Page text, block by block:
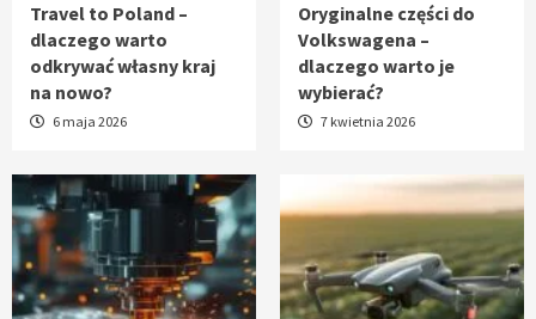
Travel to Poland –
dlaczego warto
odkrywać własny kraj
na nowo?
6 maja 2026
Oryginalne części do
Volkswagena –
dlaczego warto je
wybierać?
7 kwietnia 2026